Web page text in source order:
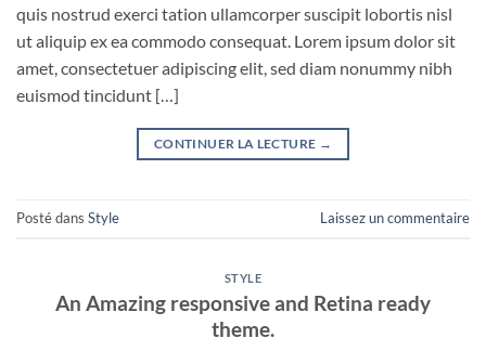
quis nostrud exerci tation ullamcorper suscipit lobortis nisl
ut aliquip ex ea commodo consequat. Lorem ipsum dolor sit
amet, consectetuer adipiscing elit, sed diam nonummy nibh
euismod tincidunt […]
CONTINUER LA LECTURE →
Posté dans Style Laissez un commentaire
STYLE
An Amazing responsive and Retina ready
theme.